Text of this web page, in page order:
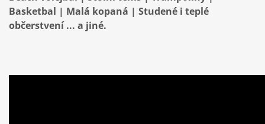
Basketbal | Malá kopaná | Studené i teplé
občerstvení ... a jiné.